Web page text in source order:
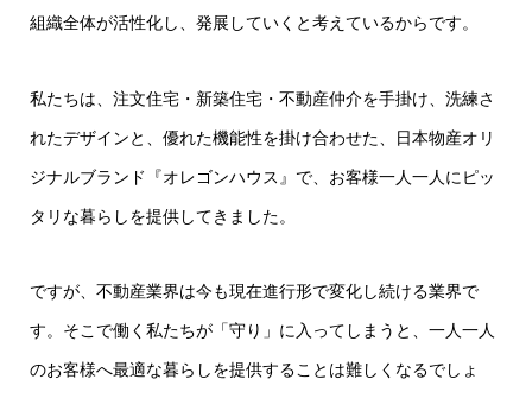
組織全体が活性化し、発展していくと考えているからです。
私たちは、注文住宅・新築住宅・不動産仲介を手掛け、洗練さ
れたデザインと、優れた機能性を掛け合わせた、日本物産オリ
ジナルブランド『オレゴンハウス』で、お客様一人一人にピッ
タリな暮らしを提供してきました。
ですが、不動産業界は今も現在進行形で変化し続ける業界で
す。そこで働く私たちが「守り」に入ってしまうと、一人一人
のお客様へ最適な暮らしを提供することは難しくなるでしょ